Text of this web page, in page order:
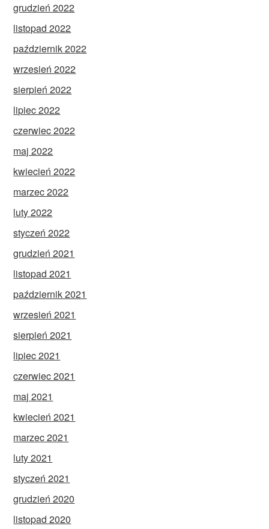
grudzień 2022
listopad 2022
październik 2022
wrzesień 2022
sierpień 2022
lipiec 2022
czerwiec 2022
maj 2022
kwiecień 2022
marzec 2022
luty 2022
styczeń 2022
grudzień 2021
listopad 2021
październik 2021
wrzesień 2021
sierpień 2021
lipiec 2021
czerwiec 2021
maj 2021
kwiecień 2021
marzec 2021
luty 2021
styczeń 2021
grudzień 2020
listopad 2020